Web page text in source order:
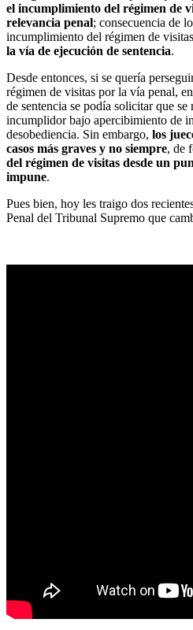
el incumplimiento del régimen de
relevancia penal; consecuencia de
incumplimiento del régimen de visitas
la vía de ejecución de sentencia.
Desde entonces, si se quería
régimen de visitas por la vía penal,
de sentencia se podía solicitar que
incumplidor bajo apercibimiento de
desobediencia. Sin embargo, los
casos más graves y no siempre, de
del régimen de visitas desde un
impune.
Pues bien, hoy les traigo dos
Penal del Tribunal Supremo que